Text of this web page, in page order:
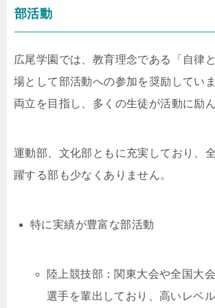
部活動
広尾学園では、教育理念である「自律
場として部活動への参加を奨励してい
両立を目指し、多くの生徒が活動に励
運動部、文化部ともに充実しており、
躍する部も少なくありません。
特に実績が豊富な部活動
陸上競技部：関東大会や全国大
選手を輩出しており、高いレベ